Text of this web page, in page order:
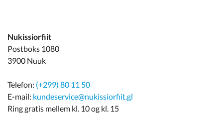
Nukissiorfiit
Postboks 1080
3900 Nuuk
Telefon: (+299) 80 11 50
E-mail: kundeservice@nukissiorfiit.gl
Ring gratis mellem kl. 10 og kl. 15